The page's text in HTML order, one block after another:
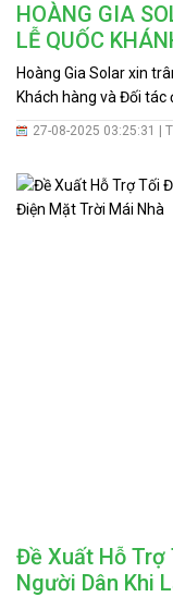
HOÀNG GIA
LỄ QUỐC
Hoàng Gia Solar xin
Khách hàng và Đối
cùng chúng tôi trong
27-08-2025 03:25:31 |
Đề Xuất Hỗ Trợ
Người Dân Khi